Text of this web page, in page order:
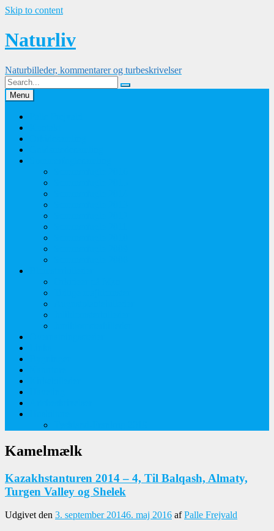
Skip to content
Naturliv
Naturbilleder, kommentarer og turbeskrivelser
Menu
Kamelmælk
Kazakhstanturen 2014 – 4, Til Balqash, Almaty,
Turgen Valley og Shelek
Udgivet den 3. september 20146. maj 2016 afPalle Frejvald